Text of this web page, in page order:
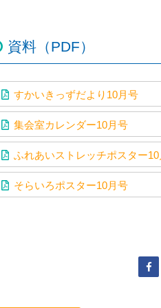
資料（PDF）
すかいきっずだより10月号
集会室カレンダー10月号
ふれあいストレッチポスター
そらいろポスター10月号